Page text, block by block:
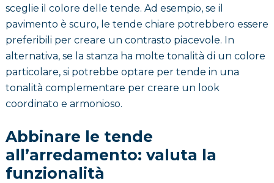
sceglie il colore delle tende. Ad esempio, se il
pavimento è scuro, le tende chiare potrebbero essere
preferibili per creare un contrasto piacevole. In
alternativa, se la stanza ha molte tonalità di un colore
particolare, si potrebbe optare per tende in una
tonalità complementare per creare un look
coordinato e armonioso.
Abbinare le tende
all’arredamento: valuta la
funzionalità